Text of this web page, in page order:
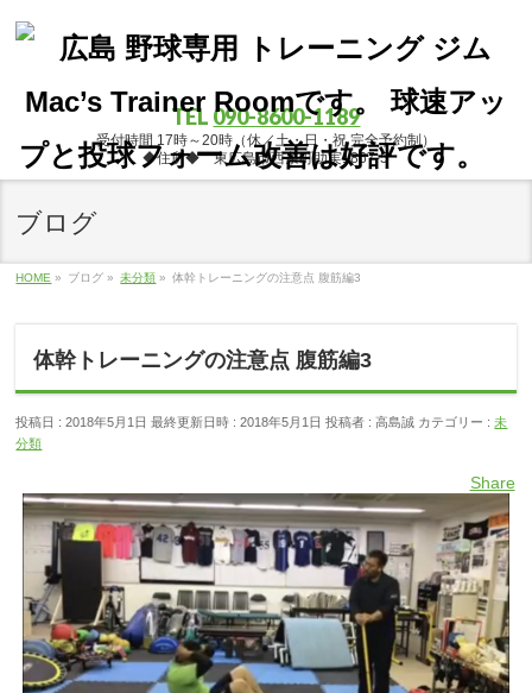
TEL 090-8600-1189
受付時間 17時～20時（休／土・日・祝 完全予約制）
◆住所◆ 東広島市西条町助実1867-5
ブログ
HOME » ブログ » 未分類 » 体幹トレーニングの注意点 腹筋編3
体幹トレーニングの注意点 腹筋編3
投稿日 : 2018年5月1日 最終更新日時 : 2018年5月1日 投稿者 :高島誠 カテゴリー :未
分類
Share